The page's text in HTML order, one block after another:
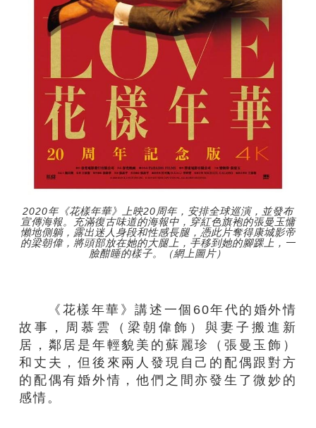
2020年《花樣年華》上映20周年，安排全球巡演，並發布
宣傳海報。充滿復古味道的海報中，穿紅色旗袍的張曼玉慵
懶地側躺，露出迷人身段和性感長腿，憑此片奪得康城影帝
的梁朝偉，將頭部放在她的大腿上，手移到她的腳踝上，一
臉酣睡的樣子。（網上圖片）
《花樣年華》講述一個60年代的婚外情
故事，周慕雲（梁朝偉飾）與妻子搬進新
居，鄰居是年輕貌美的蘇麗珍（張曼玉飾）
和丈夫，但後來兩人發現自己的配偶跟對方
的配偶有婚外情，他們之間亦發生了微妙的
感情。